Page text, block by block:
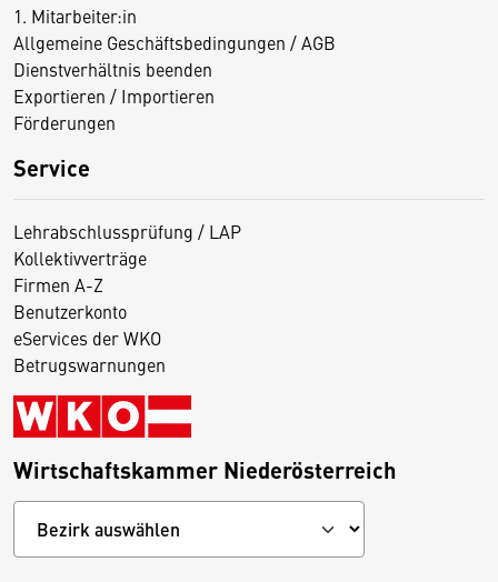
1. Mitarbeiter:in
Allgemeine Geschäftsbedingungen / AGB
Dienstverhältnis beenden
Exportieren / Importieren
Förderungen
Service
Lehrabschlussprüfung / LAP
Kollektivverträge
Firmen A-Z
Benutzerkonto
eServices der WKO
Betrugswarnungen
Wirtschaftskammer Niederösterreich